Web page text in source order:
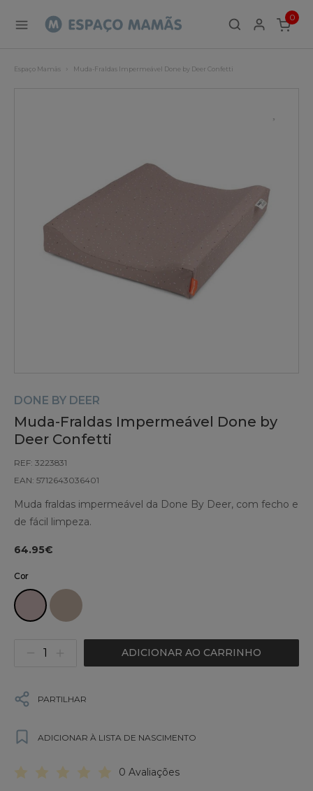
0
ITEMS
Espaço Mamãs Muda-Fraldas Impermeável Done by Deer Confetti
DONE BY DEER
Muda-Fraldas Impermeável Done by
Deer Confetti
REF: 3223831
EAN: 5712643036401
Muda fraldas impermeável da Done By Deer, com fecho e
de fácil limpeza.
64.95€
Cor
ADICIONAR AO CARRINHO
PARTILHAR
ADICIONAR À LISTA DE NASCIMENTO
0 Avaliações